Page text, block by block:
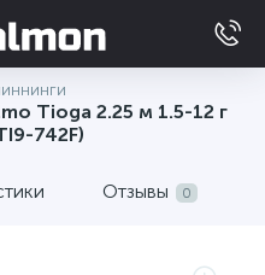
Tioga 2.25 м 1.5-12 г
742F)
Отзывы 0